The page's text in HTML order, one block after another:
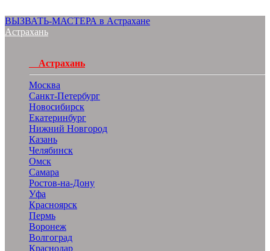
ВЫЗВАТЬ-МАСТЕРА в Астрахане
Астрахань
Астрахань
Москва
Санкт-Петербург
Новосибирск
Екатеринбург
Нижний Новгород
Казань
Челябинск
Омск
Самара
Ростов-на-Дону
Уфа
Красноярск
Пермь
Воронеж
Волгоград
Краснодар